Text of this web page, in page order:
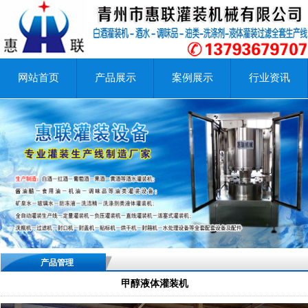
网站首页 产品展示 案例展示 行业资讯
产品管理
甲醇液体灌装机